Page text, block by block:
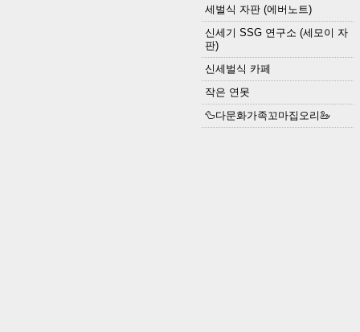
세벌식 자판 (에버노트)
신세기 SSG 연구소 (세모이 자
판)
신세벌식 카페
작은 연못
🦆다문화가족꼬마집오리🦢